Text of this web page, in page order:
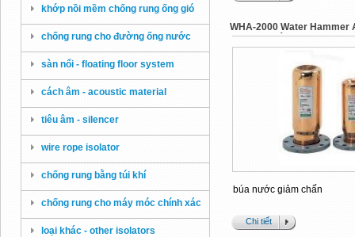
khớp nồi mềm chống rung ống gió
chống rung cho đường ống nước
sàn nổi - floating floor system
cách âm - acoustic material
tiêu âm - silencer
wire rope isolator
chống rung bằng túi khí
chống rung cho máy móc chính xác
loại khác - other isolators
WHA-2000 Water Hammer
chống va đập
búa nước giảm chấn
Chi tiết